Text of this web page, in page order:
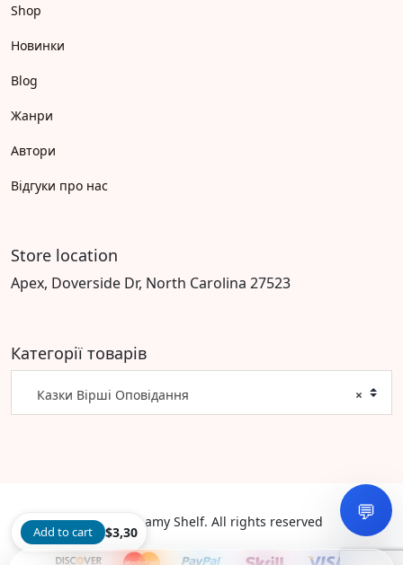
Shop
Новинки
Blog
Жанри
Автори
Відгуки про нас
Store location
Apex, Doverside Dr, North Carolina 27523
Категорії товарів
×
Казки Вірші Оповідання
©2026 Dreamy Shelf. All rights reserved 💬
Add to cart $3,30